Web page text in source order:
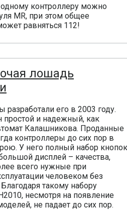
контроллеру можно
MR, при этом общее
равняться 112!
лошадь
разработали его в 2003 году.
простой и надежный, как
Калашникова. Проданные
контроллеры до сих пор в
У него полный набор кнопок
дисплей – качества,
всего нужные при
человеком без
такому набору
несмотря на появление
не падает до сих пор.